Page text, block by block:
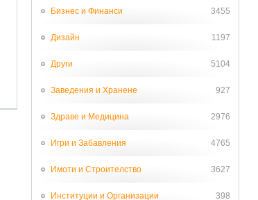
Бизнес и Финанси 3455
Дизайн 1197
Други 5104
Заведения и Хранене 927
Здраве и Медицина 2976
Игри и Забавления 4765
Имоти и Строителство 3627
Институции и Организации 398